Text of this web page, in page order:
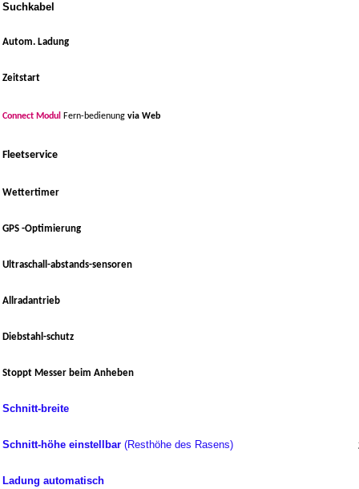
Suchkabel
Autom. Ladung
Zeitstart
Connect Modul Fern-bedienung via Web
Fleetservice
Wettertimer
GPS -Optimierung
Ultraschall-abstands-sensoren
Allradantrieb
Diebstahl-schutz
Stoppt Messer beim Anheben
Schnitt-breite
Schnitt-höhe einstellbar (Resthöhe des Rasens)
Ladung automatisch